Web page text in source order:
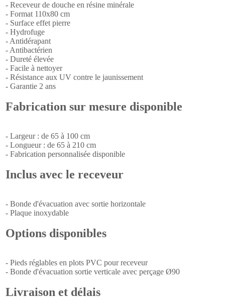
- Receveur de douche en résine minérale
- Format 110x80 cm
- Surface effet pierre
- Hydrofuge
- Antidérapant
- Antibactérien
- Dureté élevée
- Facile à nettoyer
- Résistance aux UV contre le jaunissement
- Garantie 2 ans
Fabrication sur mesure disponible
- Largeur : de 65 à 100 cm
- Longueur : de 65 à 210 cm
- Fabrication personnalisée disponible
Inclus avec le receveur
- Bonde d'évacuation avec sortie horizontale
- Plaque inoxydable
Options disponibles
- Pieds réglables en plots PVC pour receveur
- Bonde d'évacuation sortie verticale avec perçage Ø90
Livraison et délais